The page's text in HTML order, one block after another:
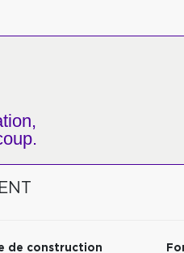
de construction